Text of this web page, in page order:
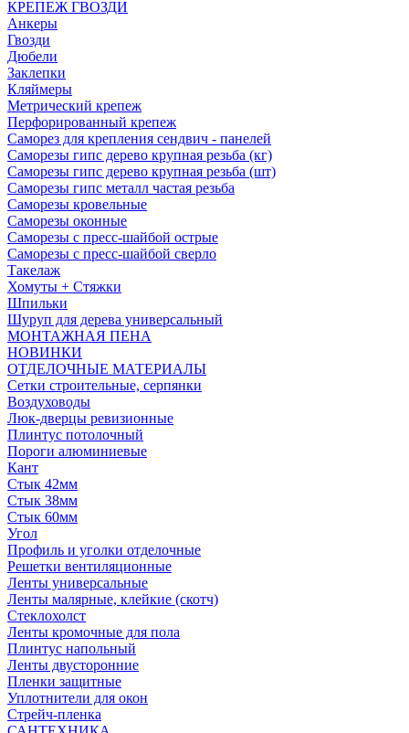
КРЕПЕЖ ГВОЗДИ
Анкеры
Гвозди
Дюбели
Заклепки
Кляймеры
Метрический крепеж
Перфорированный крепеж
Саморез для крепления сендвич - панелей
Саморезы гипс дерево крупная резьба (кг)
Саморезы гипс дерево крупная резьба (шт)
Саморезы гипс металл частая резьба
Саморезы кровельные
Саморезы оконные
Саморезы с пресс-шайбой острые
Саморезы с пресс-шайбой сверло
Такелаж
Хомуты + Стяжки
Шпильки
Шуруп для дерева универсальный
МОНТАЖНАЯ ПЕНА
НОВИНКИ
ОТДЕЛОЧНЫЕ МАТЕРИАЛЫ
Сетки строительные, серпянки
Воздуховоды
Люк-дверцы ревизионные
Плинтус потолочный
Пороги алюминиевые
Кант
Стык 42мм
Стык 38мм
Стык 60мм
Угол
Профиль и уголки отделочные
Решетки вентиляционные
Ленты универсальные
Ленты малярные, клейкие (скотч)
Стеклохолст
Ленты кромочные для пола
Плинтус напольный
Ленты двусторонние
Пленки защитные
Уплотнители для окон
Стрейч-пленка